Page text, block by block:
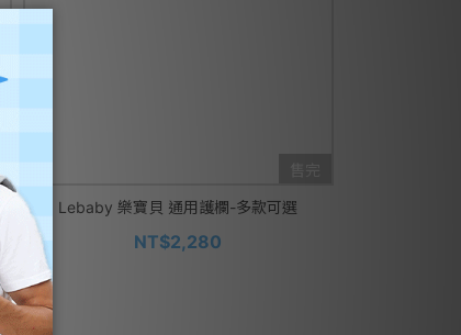
Lebaby 樂寶貝 通用護欄-多款可選
NT$2,280